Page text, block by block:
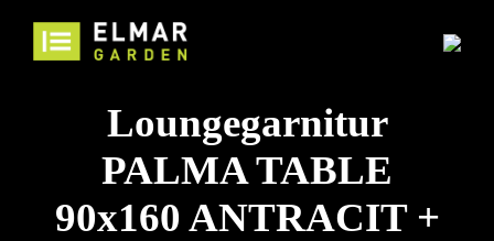
Loungegarnitur
PALMA TABLE
90x160 ANTRACIT +